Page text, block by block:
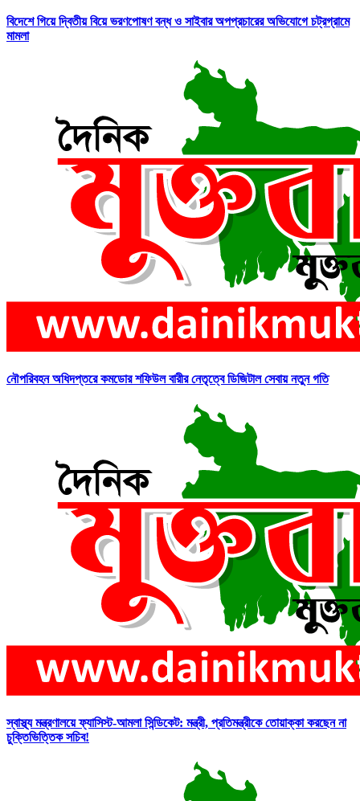
বিদেশে গিয়ে দ্বিতীয় বিয়ে ভরণপোষণ বন্ধ ও সাইবার অপপ্রচারের অভিযোগে চট্রগ্রামে
মামলা
নৌপরিবহন অধিদপ্তরে কমডোর শফিউল বারীর নেতৃত্বে ডিজিটাল সেবায় নতুন গতি
স্বাস্থ্য মন্ত্রণালয়ে ফ্যাসিস্ট-আমলা সিন্ডিকেট: মন্ত্রী, প্রতিমন্ত্রীকে তোয়াক্কা করছেন না
চুক্তিভিত্তিক সচিব!